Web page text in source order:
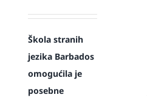
Škola stranih
jezika Barbados
omogućila je
posebne